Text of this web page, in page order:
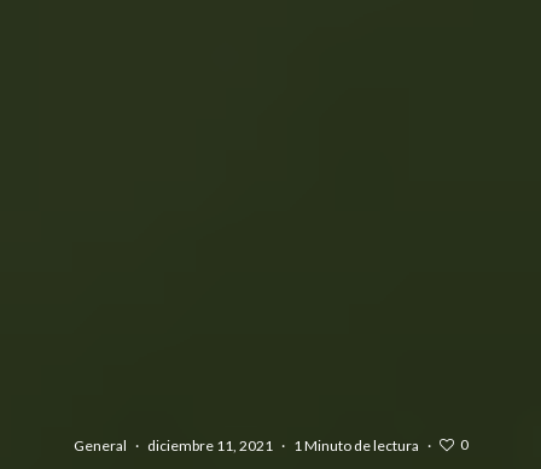
General · diciembre 11, 2021 · 1 Minuto de lectura · 0